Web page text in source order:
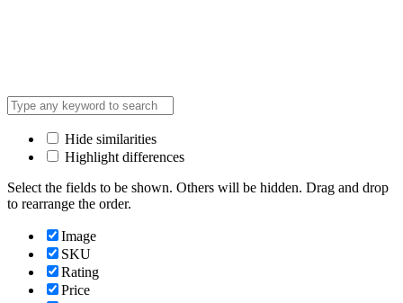
Hide similarities
Highlight differences
Select the fields to be shown. Others will be hidden. Drag and drop
to rearrange the order.
Image
SKU
Rating
Price